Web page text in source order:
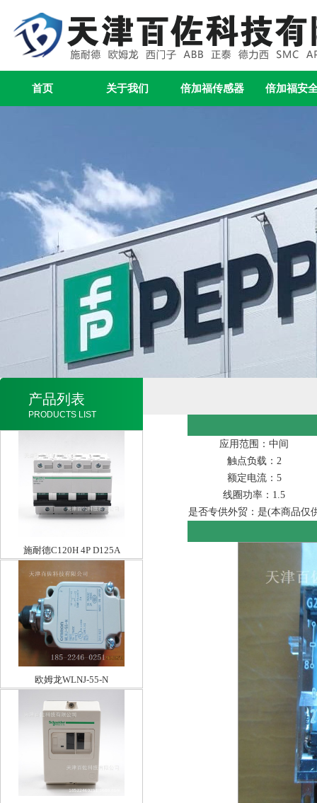
首页 关于我们 倍加福传感器 倍加福安
产品列表
PRODUCTS LIST
施耐德C120H 4P D125A
欧姆龙WLNJ-55-N
应用范围：中间
触点负载：2
额定电流：5
线圈功率：1.5
是否专供外贸：是(本商品仅